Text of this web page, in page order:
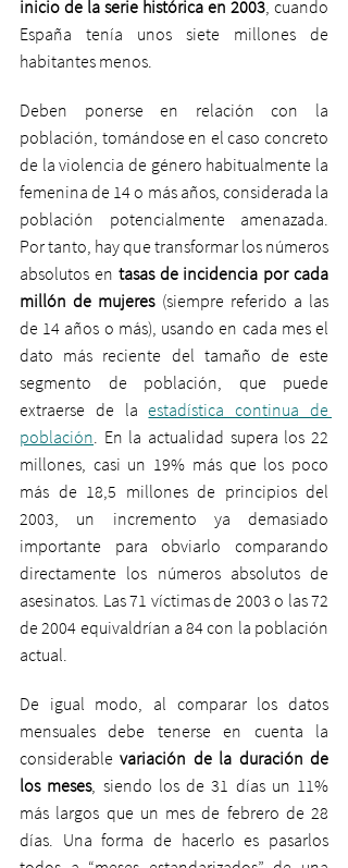
inicio de la serie histórica en 2003, cuando
España tenía unos siete millones de
habitantes menos.
Deben ponerse en relación con la
población, tomándose en el caso concreto
de la violencia de género habitualmente la
femenina de 14 o más años, considerada la
población potencialmente amenazada.
Por tanto, hay que transformar los números
absolutos en tasas de incidencia por cada
millón de mujeres (siempre referido a las
de 14 años o más), usando en cada mes el
dato más reciente del tamaño de este
segmento de población, que puede
extraerse de la estadística continua de
población. En la actualidad supera los 22
millones, casi un 19% más que los poco
más de 18,5 millones de principios del
2003, un incremento ya demasiado
importante para obviarlo comparando
directamente los números absolutos de
asesinatos. Las 71 víctimas de 2003 o las 72
de 2004 equivaldrían a 84 con la población
actual.
De igual modo, al comparar los datos
mensuales debe tenerse en cuenta la
considerable variación de la duración de
los meses, siendo los de 31 días un 11%
más largos que un mes de febrero de 28
días. Una forma de hacerlo es pasarlos